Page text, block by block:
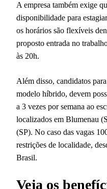
A empresa também exige
disponibilidade para
os horários são flexíveis
proposto entrada no
às 20h.
Além disso, candidatos
modelo híbrido, devem
a 3 vezes por semana ao
localizados em Blumenau
(SP). No caso das vagas
restrições de localidade,
Brasil.
Veja os